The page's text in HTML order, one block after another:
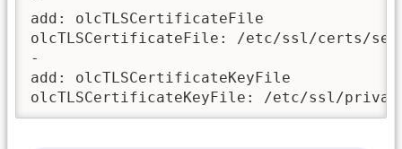
add: olcTLSCertificateFile
olcTLSCertificateFile: /etc/ssl/certs/
-
add: olcTLSCertificateKeyFile
olcTLSCertificateKeyFile: /etc/ssl/